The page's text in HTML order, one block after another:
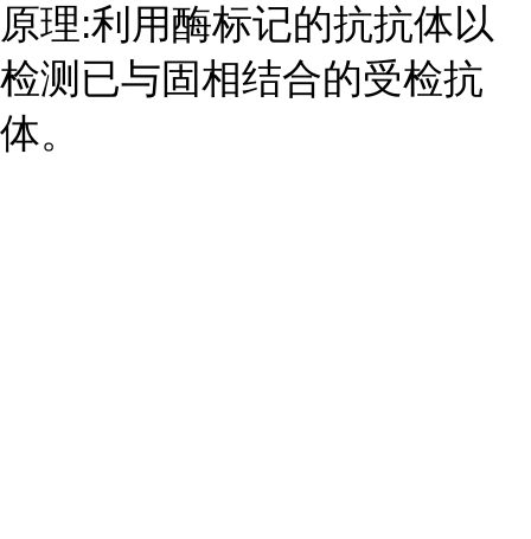
原理:利用酶标记的抗抗体以
检测已与固相结合的受检抗
体。